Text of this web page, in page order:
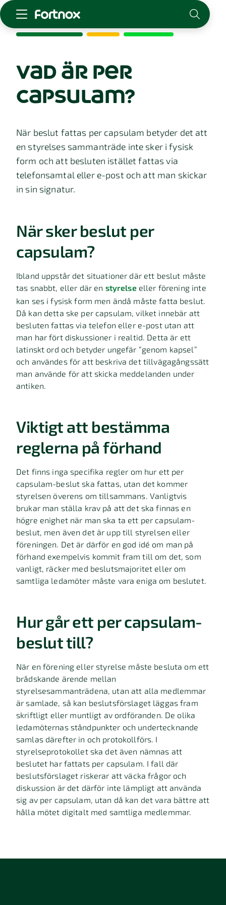
Skaffa Fortnox
För redovisningsbyrån
Kunskap & inspiration
Kontakt
Om Fortnox
Karriär
Kontakt
vad är per
capsulam?
När beslut fattas per capsulam betyder det att
en styrelses sammanträde inte sker i fysisk
form och att besluten istället fattas via
telefonsamtal eller e-post och att man skickar
in sin signatur.
När sker beslut per
capsulam?
Ibland uppstår det situationer där ett beslut måste
tas snabbt, eller där en styrelseeller förening inte
kan ses i fysisk form men ändå måste fatta beslut.
Då kan detta ske per capsulam, vilket innebär att
besluten fattas via telefon eller e-post utan att
man har fört diskussioner i realtid. Detta är ett
latinskt ord och betyder ungefär ”genom kapsel”
och användes för att beskriva det tillvägagångssätt
man använde för att skicka meddelanden under
antiken.
Viktigt att bestämma
reglerna på förhand
Det finns inga specifika regler om hur ett per
capsulam-beslut ska fattas, utan det kommer
styrelsen överens om tillsammans. Vanligtvis
brukar man ställa krav på att det ska finnas en
högre enighet när man ska ta ett per capsulam-
beslut, men även det är upp till styrelsen eller
föreningen. Det är därför en god idé om man på
förhand exempelvis kommit fram till om det, som
vanligt, räcker med beslutsmajoritet eller om
samtliga ledamöter måste vara eniga om beslutet.
Hur går ett per capsulam-
beslut till?
När en förening eller styrelse måste besluta om ett
brådskande ärende mellan
styrelsesammanträdena, utan att alla medlemmar
är samlade, så kan beslutsförslaget läggas fram
skriftligt eller muntligt av ordföranden. De olika
ledamöternas ståndpunkter och undertecknande
samlas därefter in och protokollförs. I
styrelseprotokollet ska det även nämnas att
beslutet har fattats per capsulam. I fall där
beslutsförslaget riskerar att väcka frågor och
diskussion är det därför inte lämpligt att använda
sig av per capsulam, utan då kan det vara bättre att
hålla mötet digitalt med samtliga medlemmar.